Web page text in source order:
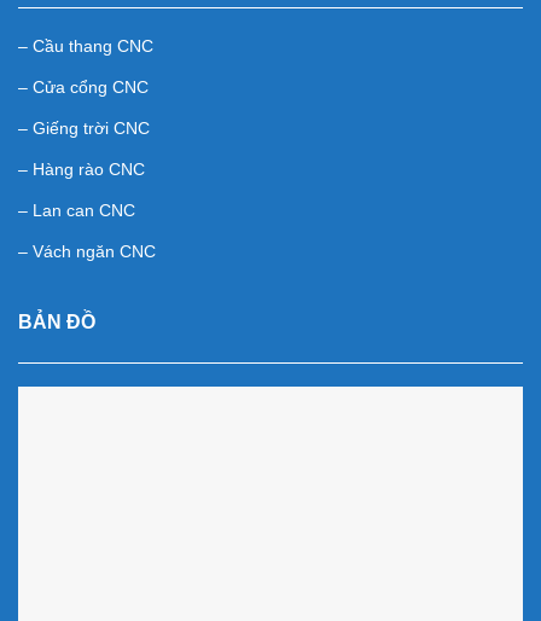
– Cầu thang CNC
– Cửa cổng CNC
– Giếng trời CNC
– Hàng rào CNC
– Lan can CNC
– Vách ngăn CNC
BẢN ĐỒ